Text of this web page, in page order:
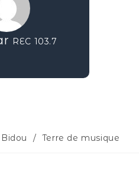
REC 103.7
Bidou / Terre de musique